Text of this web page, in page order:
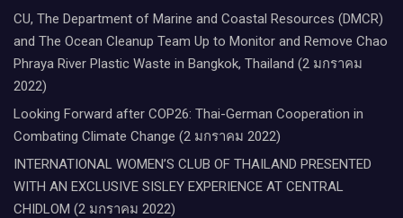
CU, The Department of Marine and Coastal Resources (DMCR)
and The Ocean Cleanup Team Up to Monitor and Remove Chao
Phraya River Plastic Waste in Bangkok, Thailand (2 มกราคม
2022)
Looking Forward after COP26: Thai-German Cooperation in
Combating Climate Change (2 มกราคม 2022)
INTERNATIONAL WOMEN’S CLUB OF THAILAND PRESENTED
WITH AN EXCLUSIVE SISLEY EXPERIENCE AT CENTRAL
CHIDLOM (2 มกราคม 2022)